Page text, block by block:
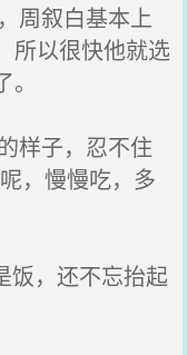
周叙白基本上
所以很快他就选
样子，忍不住
，慢慢吃，多
饭，还不忘抬起